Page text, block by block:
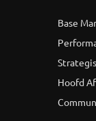
Base
Hoofd